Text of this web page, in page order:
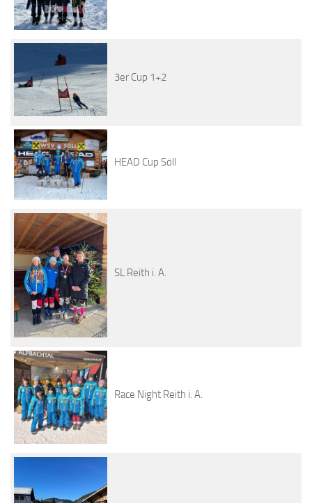
3er Cup 1+2
HEAD Cup Söll
SL Reith i. A.
Race Night Reith i. A.